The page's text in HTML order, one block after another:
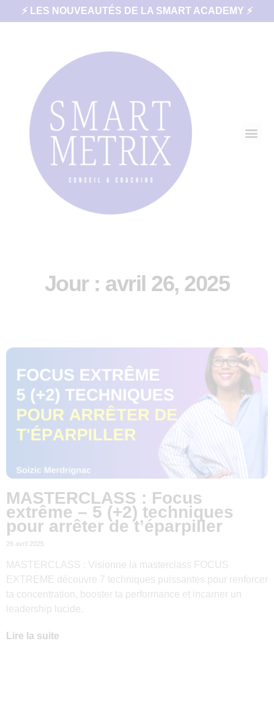
⚡ LES NOUVEAUTÉS DE LA SMART ACADEMY ⚡
Jour : avril 26, 2025
MASTERCLASS : Focus
extrême – 5 (+2) techniques
pour arrêter de t’éparpiller
26 avril 2025
MASTERCLASS : Visionne la masterclass FOCUS
EXTREME découvre 7 techniques puissantes pour renforcer
ta concentration, booster ta performance et incarner un
leadership lucide.
Lire la suite